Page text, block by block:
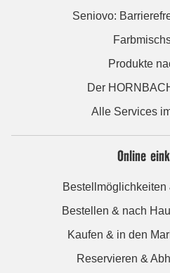
Seniovo:
Produkte
Der
Alle Services
Online
Bestellmöglichkeiten
Bestellen & nach
Kaufen & in den
Reservieren &